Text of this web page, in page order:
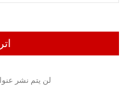
لن يتم نشر